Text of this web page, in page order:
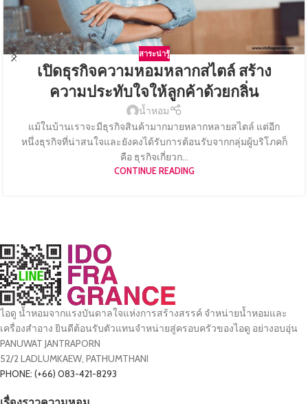
สาระน่ารู้
เปิดธุรกิจความหอมหลากสไตล์ สร้าง
ความประทับใจให้ลูกค้าด้วยกลิ่น
น้ำหอม
แม้ในบ้านเราจะมีธุรกิจสินค้ามากมายหลากหลายสไตล์ แต่อีก
หนึ่งธุรกิจที่น่าสนใจและยังคงได้รับการต้อนรับจากกลุ่มผู้บริโภคก็
คือ ธุรกิจเกี่ยวก...
CONTINUE READING
ไอดู น้ำหอมจากแรงบันดาลใจแห่งการสร้างสรรค์ จำหน่ายน้ำหอมและ
เครื่องสำอาง ยินดีต้อนรับตัวแทนจำหน่ายสู่ครอบครัวของไอดู อย่างอบอุ่น
PANUWAT JANTRAPORN
52/2 LADLUMKAEW, PATHUMTHANI
PHONE: (+66) 083-421-8293